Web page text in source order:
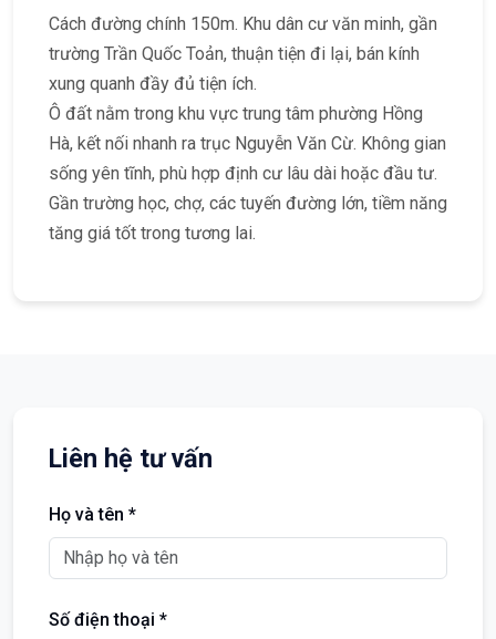
Cách đường chính 150m. Khu dân cư văn minh, gần
trường Trần Quốc Toản, thuận tiện đi lại, bán kính
xung quanh đầy đủ tiện ích.
Ô đất nằm trong khu vực trung tâm phường Hồng
Hà, kết nối nhanh ra trục Nguyễn Văn Cừ. Không gian
sống yên tĩnh, phù hợp định cư lâu dài hoặc đầu tư.
Gần trường học, chợ, các tuyến đường lớn, tiềm năng
tăng giá tốt trong tương lai.
Liên hệ tư vấn
Họ và tên *
Số điện thoại *